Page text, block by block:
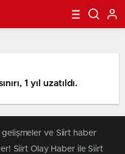
1 yıl uzatıldı.
ve Siirt haber
Siirt Olay Haber ile Siirt